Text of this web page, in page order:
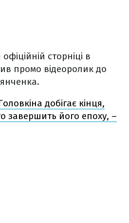
сторніці в
промо відеоролик до
добігає кінця,
завершить його епоху, –